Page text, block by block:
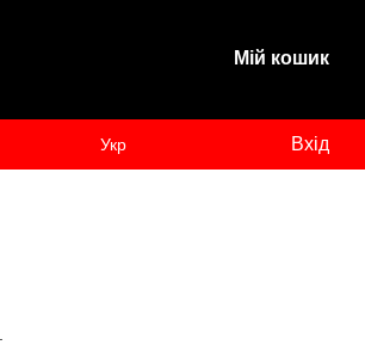
Мій кошик
Укр Вхід